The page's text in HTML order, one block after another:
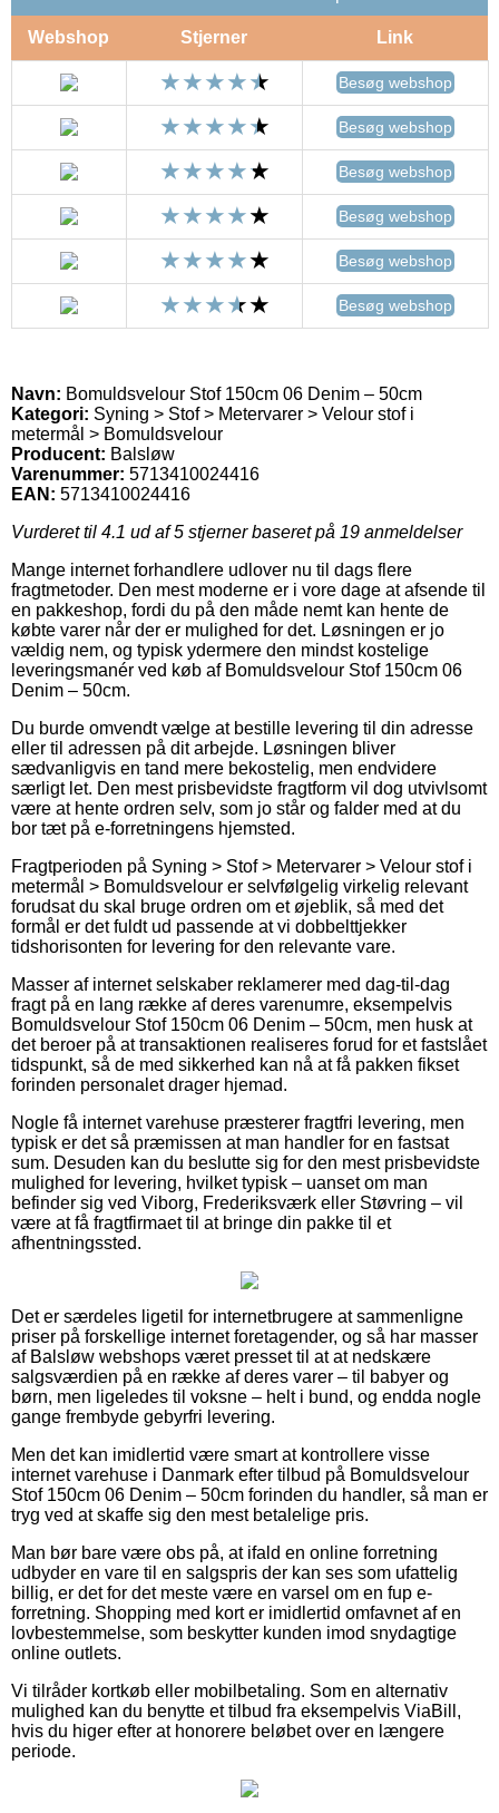
Webshop Stjerner Link
Besøg webshop
Besøg webshop
Besøg webshop
Besøg webshop
Besøg webshop
Besøg webshop
Navn: Bomuldsvelour Stof 150cm 06 Denim – 50cm
Kategori: Syning > Stof > Metervarer > Velour stof i
metermål > Bomuldsvelour
Producent: Balsløw
Varenummer: 5713410024416
EAN: 5713410024416
Vurderet til 4.1 ud af 5 stjerner baseret på 19 anmeldelser
Mange internet forhandlere udlover nu til dags flere
fragtmetoder. Den mest moderne er i vore dage at afsende til
en pakkeshop, fordi du på den måde nemt kan hente de
købte varer når der er mulighed for det. Løsningen er jo
vældig nem, og typisk ydermere den mindst kostelige
leveringsmanér ved køb af Bomuldsvelour Stof 150cm 06
Denim – 50cm.
Du burde omvendt vælge at bestille levering til din adresse
eller til adressen på dit arbejde. Løsningen bliver
sædvanligvis en tand mere bekostelig, men endvidere
særligt let. Den mest prisbevidste fragtform vil dog utvivlsomt
være at hente ordren selv, som jo står og falder med at du
bor tæt på e-forretningens hjemsted.
Fragtperioden på Syning > Stof > Metervarer > Velour stof i
metermål > Bomuldsvelour er selvfølgelig virkelig relevant
forudsat du skal bruge ordren om et øjeblik, så med det
formål er det fuldt ud passende at vi dobbelttjekker
tidshorisonten for levering for den relevante vare.
Masser af internet selskaber reklamerer med dag-til-dag
fragt på en lang række af deres varenumre, eksempelvis
Bomuldsvelour Stof 150cm 06 Denim – 50cm, men husk at
det beroer på at transaktionen realiseres forud for et fastslået
tidspunkt, så de med sikkerhed kan nå at få pakken fikset
forinden personalet drager hjemad.
Nogle få internet varehuse præsterer fragtfri levering, men
typisk er det så præmissen at man handler for en fastsat
sum. Desuden kan du beslutte sig for den mest prisbevidste
mulighed for levering, hvilket typisk – uanset om man
befinder sig ved Viborg, Frederiksværk eller Støvring – vil
være at få fragtfirmaet til at bringe din pakke til et
afhentningssted.
Det er særdeles ligetil for internetbrugere at sammenligne
priser på forskellige internet foretagender, og så har masser
af Balsløw webshops været presset til at at nedskære
salgsværdien på en række af deres varer – til babyer og
børn, men ligeledes til voksne – helt i bund, og endda nogle
gange frembyde gebyrfri levering.
Men det kan imidlertid være smart at kontrollere visse
internet varehuse i Danmark efter tilbud på Bomuldsvelour
Stof 150cm 06 Denim – 50cm forinden du handler, så man er
tryg ved at skaffe sig den mest betalelige pris.
Man bør bare være obs på, at ifald en online forretning
udbyder en vare til en salgspris der kan ses som ufattelig
billig, er det for det meste være en varsel om en fup e-
forretning. Shopping med kort er imidlertid omfavnet af en
lovbestemmelse, som beskytter kunden imod snydagtige
online outlets.
Vi tilråder kortkøb eller mobilbetaling. Som en alternativ
mulighed kan du benytte et tilbud fra eksempelvis ViaBill,
hvis du higer efter at honorere beløbet over en længere
periode.